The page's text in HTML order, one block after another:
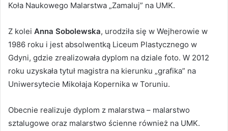
Koła Naukowego Malarstwa „Zamaluj” na UMK.
Z kolei Anna Sobolewska, urodziła się w Wejherowie w
1986 roku i jest absolwentką Liceum Plastycznego w
Gdyni, gdzie zrealizowała dyplom na dziale foto. W 2012
roku uzyskała tytuł magistra na kierunku „grafika” na
Uniwersytecie Mikołaja Kopernika w Toruniu.
Obecnie realizuje dyplom z malarstwa – malarstwo
sztalugowe oraz malarstwo ścienne również na UMK.